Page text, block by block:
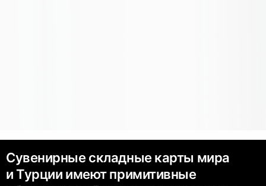
Сувенирные складные карты мира
и Турции имеют примитивные